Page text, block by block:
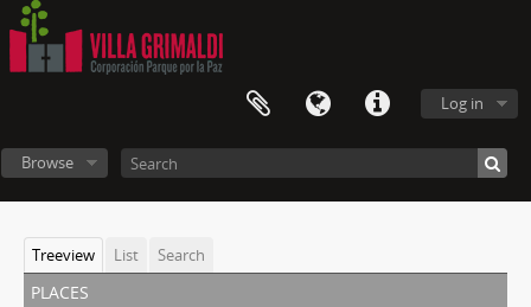
Log in
Browse
Treeview List Search
places